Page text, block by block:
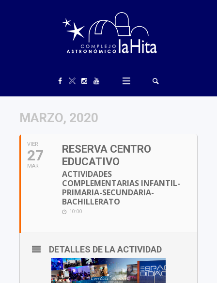
MARZO, 2020
VIER
27
MAR
RESERVA CENTRO
EDUCATIVO
ACTIVIDADES
COMPLEMENTARIAS INFANTIL-
PRIMARIA-SECUNDARIA-
BACHILLERATO
10:00
DETALLES DE LA ACTIVIDAD